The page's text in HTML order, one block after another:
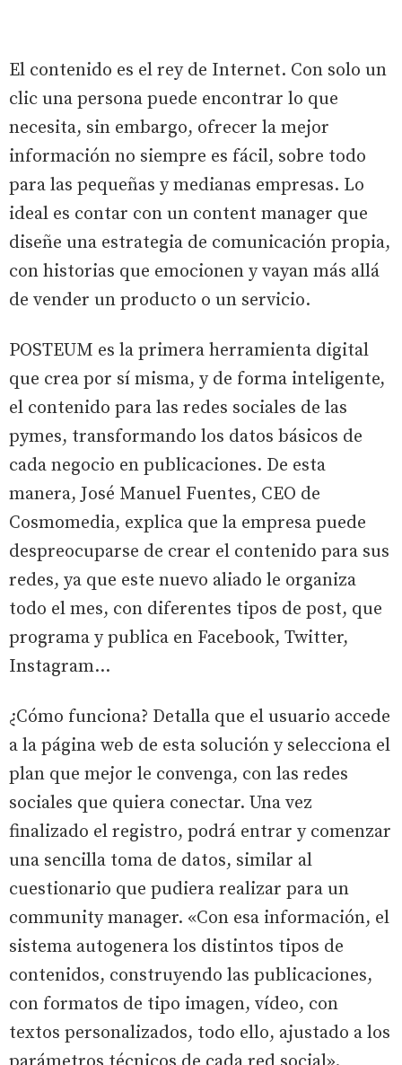
El contenido es el rey de Internet. Con solo un
clic una persona puede encontrar lo que
necesita, sin embargo, ofrecer la mejor
información no siempre es fácil, sobre todo
para las pequeñas y medianas empresas. Lo
ideal es contar con un content manager que
diseñe una estrategia de comunicación propia,
con historias que emocionen y vayan más allá
de vender un producto o un servicio.
POSTEUM es la primera herramienta digital
que crea por sí misma, y de forma inteligente,
el contenido para las redes sociales de las
pymes, transformando los datos básicos de
cada negocio en publicaciones. De esta
manera, José Manuel Fuentes, CEO de
Cosmomedia, explica que la empresa puede
despreocuparse de crear el contenido para sus
redes, ya que este nuevo aliado le organiza
todo el mes, con diferentes tipos de post, que
programa y publica en Facebook, Twitter,
Instagram…
¿Cómo funciona? Detalla que el usuario accede
a la página web de esta solución y selecciona el
plan que mejor le convenga, con las redes
sociales que quiera conectar. Una vez
finalizado el registro, podrá entrar y comenzar
una sencilla toma de datos, similar al
cuestionario que pudiera realizar para un
community manager. «Con esa información, el
sistema autogenera los distintos tipos de
contenidos, construyendo las publicaciones,
con formatos de tipo imagen, vídeo, con
textos personalizados, todo ello, ajustado a los